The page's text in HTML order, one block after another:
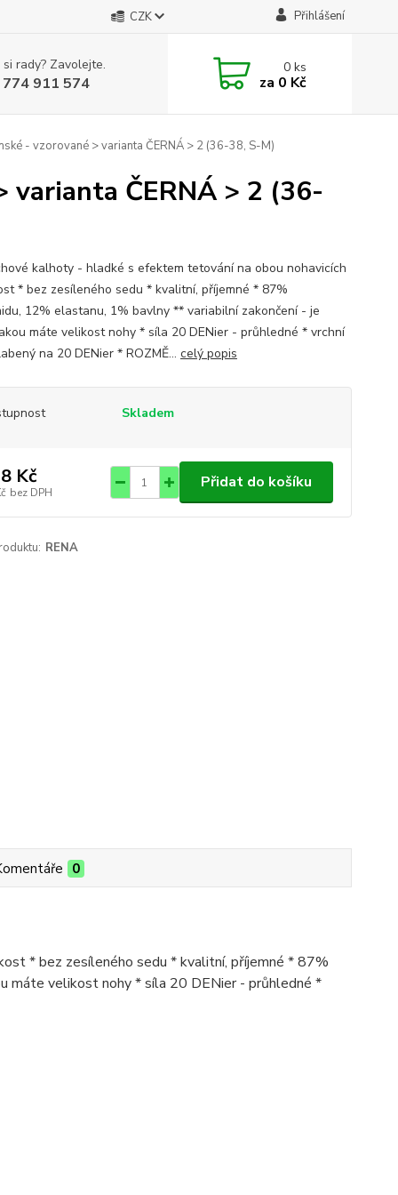
CZK Přihlášení
rady? Zavolejte.
911 574
0ks
za 0 Kč
- vzorované > varianta ČERNÁ > 2 (36-38, S-M)
varianta ČERNÁ > 2 (36-
kalhoty - hladké s efektem tetování na obou nohavicích
* bez zesíleného sedu * kvalitní, příjemné * 87%
12% elastanu, 1% bavlny ** variabilní zakončení - je
máte velikost nohy * síla 20 DENier - průhledné * vrchní
na 20 DENier * ROZMĚ... celý popis
Skladem
Kč
bez DPH
Přidat do košíku
RENA
0
* bez zesíleného sedu * kvalitní, příjemné * 87%
máte velikost nohy * síla 20 DENier - průhledné *